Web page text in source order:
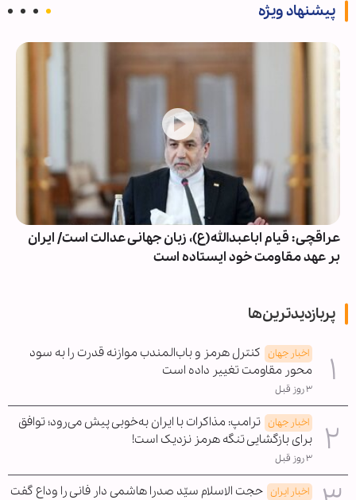
پیشنهاد ویژه
عراقچی: قیام اباعبدالله(ع)، زبان جهانی عدالت است/ ایران
بر عهد مقاومت خود ایستاده است
پربازدیدترین‌ها
اخبار جهان کنترل هرمز و باب‌المندب موازنه قدرت را به سود
محور مقاومت تغییر داده است
۳ روز قبل
اخبار جهان ترامپ: مذاکرات با ایران به‌خوبی پیش می‌رود؛ توافق
برای بازگشایی تنگه هرمز نزدیک است!
۳ روز قبل
اخبار ایران حجت الاسلام سیّد صدرا هاشمی دار فانی را وداع گفت